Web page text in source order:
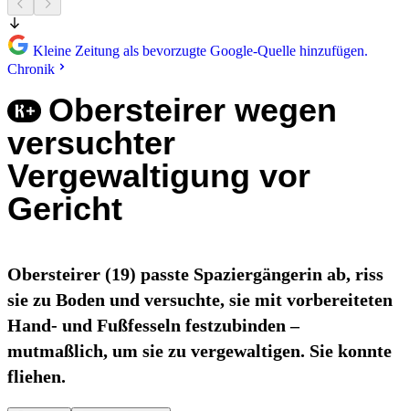
Kleine Zeitung als bevorzugte Google-Quelle hinzufügen.
Chronik
Obersteirer wegen
versuchter
Vergewaltigung vor
Gericht
Obersteirer (19) passte Spaziergängerin ab, riss
sie zu Boden und versuchte, sie mit vorbereiteten
Hand- und Fußfesseln festzubinden –
mutmaßlich, um sie zu vergewaltigen. Sie konnte
fliehen.